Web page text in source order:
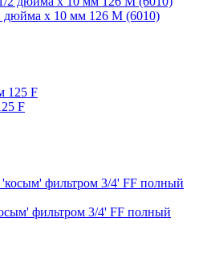
дюйма х 10 мм 126 M (6010)
F
фильтром 3/4' FF полный